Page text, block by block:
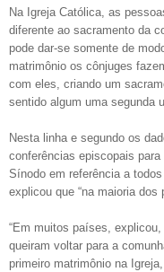
Na Igreja Católica, as
diferente ao sacramento da
pode dar-se somente de
matrimônio os cônjuges
com eles, criando um
sentido algum uma segunda
Nesta linha e segundo os
conferências episcopais
Sínodo em referência a
explicou que “na maioria
“Em muitos países,
queiram voltar para a
primeiro matrimônio na